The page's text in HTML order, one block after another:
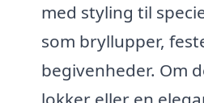
med styling til
som bryllupper,
begivenheder. Om